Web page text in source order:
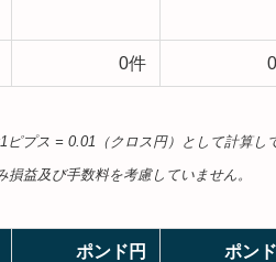
0件
ピプス = 0.01（クロス円）として計算し
益及び手数料を考慮していません。
ポンド円
ポン